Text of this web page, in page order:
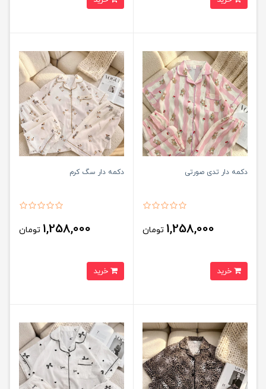
دکمه دار تدی صورتی
1,258,000 تومان
دکمه دار سگ کرم
1,258,000 تومان